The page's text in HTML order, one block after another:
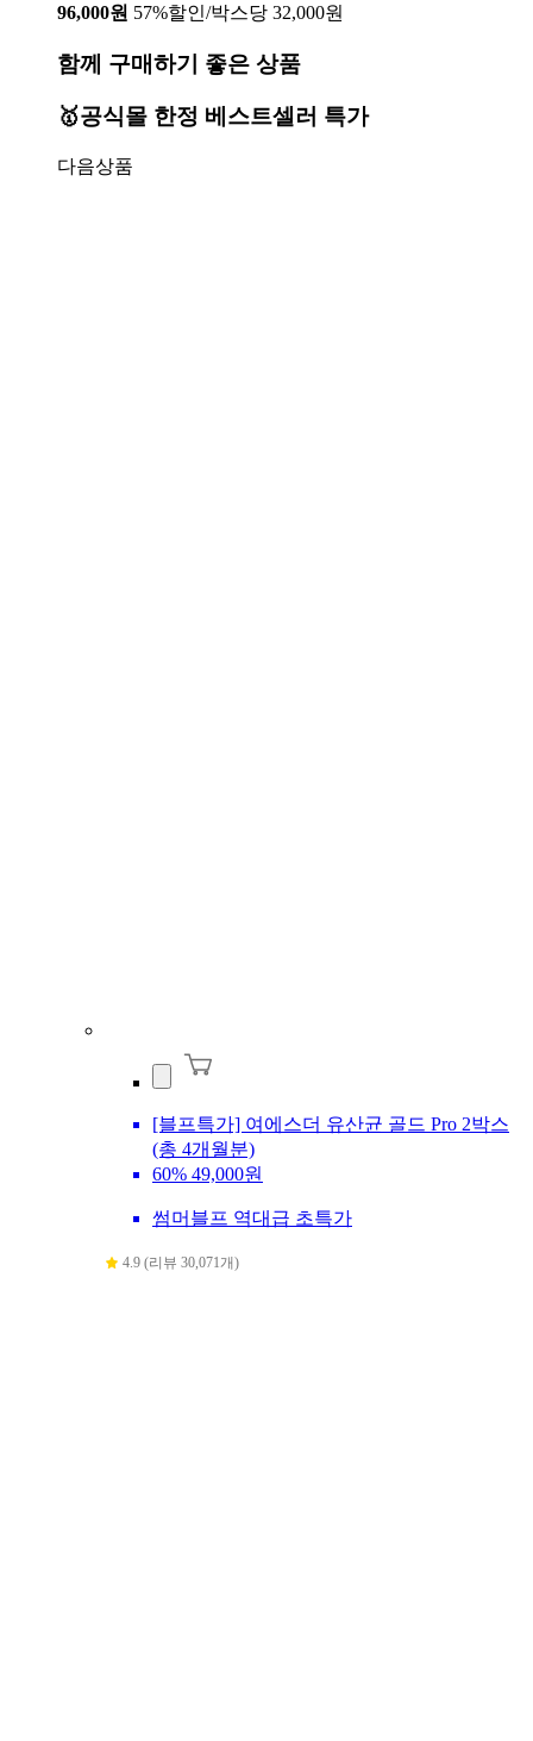
96,000원 57%할인/박스당 32,000원
함께 구매하기 좋은 상품
🥇공식몰 한정 베스트셀러 특가
다음상품
[블프특가] 여에스더 유산균 골드 Pro 2박스
(총 4개월분)
60% 49,000원
썸머블프 역대급 초특가
4.9 (리뷰 30,071개)